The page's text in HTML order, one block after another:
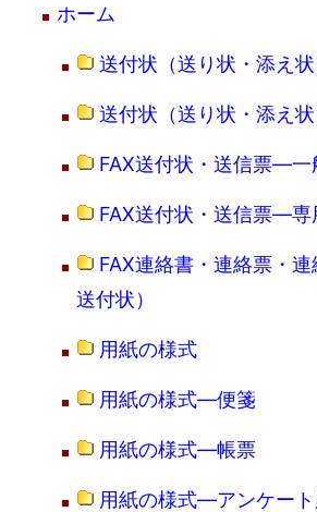
ホーム
送付状（送り状・添え
送付状（送り状・添え
FAX送付状・送信票―一
FAX送付状・送信票―専
FAX連絡書・連絡票・連
送付状）
用紙の様式
用紙の様式―便箋
用紙の様式―帳票
用紙の様式―アンケー